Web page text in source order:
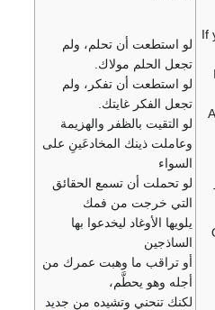
If
لو استطعت أن تحلم، ولم
تجعل الحلم مولاك.
لو استطعت أن تفكر، ولم
تجعل الفكر غايتك.
لو التقيت بالظفر والهزيمة
وعاملت ذينك المخادعَينِ على
السواء
لو تحملت أن تسمع الحقائق
التي خرجت من فمك
يلويها الأوغاد ليخدعوا بها
الساذجين
أو تراقب ما وهبت عمرك من
أجله وهو يحطَّم،
لكنك تنحني وتشيده من جديد